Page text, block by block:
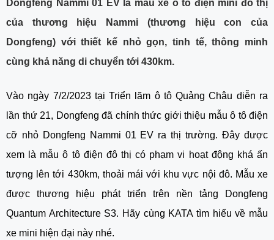
Dongfeng Nammi 01 EV là mẫu xe ô tô điện mini đô thị
của thương hiệu Nammi (thương hiệu con của
Dongfeng) với thiết kế nhỏ gọn, tinh tế, thông minh
cùng khả năng di chuyển tới 430km.
Vào ngày 7/2/2023 tại Triển lãm ô tô Quảng Châu diễn ra
lần thứ 21, Dongfeng đã chính thức giới thiệu mẫu ô tô điện
cỡ nhỏ Dongfeng Nammi 01 EV ra thị trường. Đây được
xem là mẫu ô tô điện đô thị có phạm vi hoạt động khá ấn
tượng lên tới 430km, thoải mái với khu vực nội đô. Mẫu xe
được thương hiệu phát triển trên nền tảng Dongfeng
Quantum Architecture S3. Hãy cùng KATA tìm hiểu về mẫu
xe mini hiện đại này nhé.